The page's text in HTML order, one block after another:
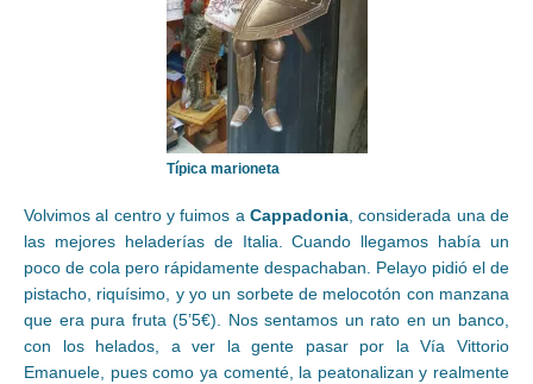
Típica marioneta
Volvimos al centro y fuimos a Cappadonia, considerada una de
las mejores heladerías de Italia. Cuando llegamos había un
poco de cola pero rápidamente despachaban. Pelayo pidió el de
pistacho, riquísimo, y yo un sorbete de melocotón con manzana
que era pura fruta (5’5€). Nos sentamos un rato en un banco,
con los helados, a ver la gente pasar por la Vía Vittorio
Emanuele, pues como ya comenté, la peatonalizan y realmente